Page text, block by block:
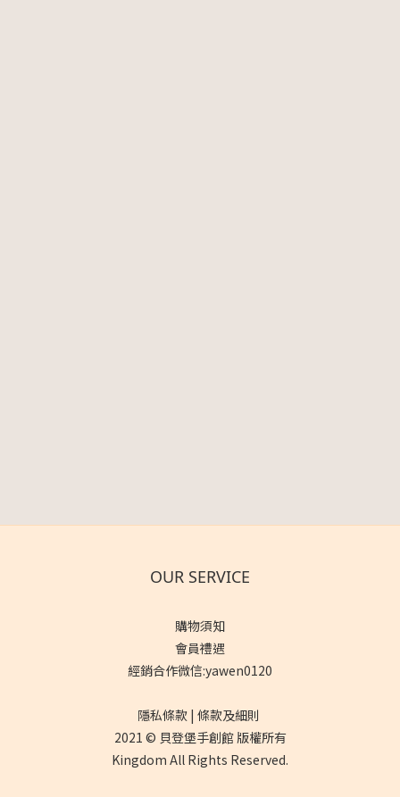
OUR SERVICE
購物須知
會員禮遇
經銷合作微信:yawen0120
隱私條款 | 條款及細則
2021 © 貝登堡手創館 版權所有
Kingdom All Rights Reserved.